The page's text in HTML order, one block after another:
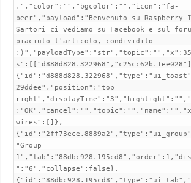
.","color":"","bgcolor":"","icon":"fa-
beer","payload":"Benvenuto su
Sartori ci vediamo su Facebook e sul
piaciuto l'articolo, condividilo
29ddee","position":"top
wires":[]},
"Group
":"6","collapse":false},